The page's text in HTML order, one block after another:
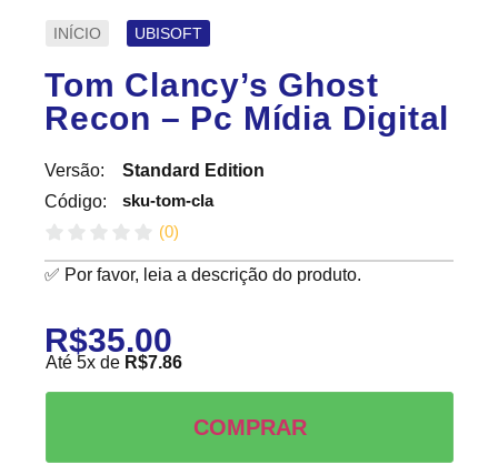
INÍCIO UBISOFT
Tom Clancy’s Ghost
Recon – Pc Mídia Digital
Versão:
Código:
Standard Edition
sku-tom-cla
(0)
✅ Por favor, leia a descrição do produto.
R$35.00
Até 5x de R$7.86
COMPRAR